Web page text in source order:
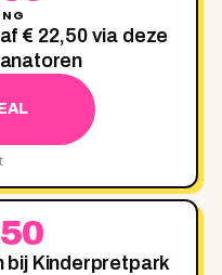
€ 22,50 via deze
bij Kinderpretpark